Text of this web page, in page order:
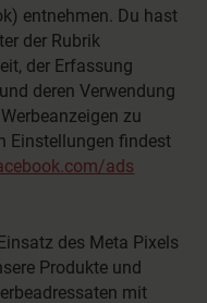
entnehmen. Du hast
der Rubrik
der Erfassung
deren Verwendung
zu
Einstellungen findest
ads
des Meta Pixels
Produkte und
mit